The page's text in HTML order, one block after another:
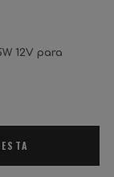
12V para